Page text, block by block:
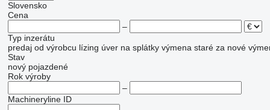
Slovensko
Cena
–
Typ inzerátu
predaj od výrobcu lízing úver na splátky výmena staré za nové
Stav
nový pojazdené
Rok výroby
–
Machineryline ID